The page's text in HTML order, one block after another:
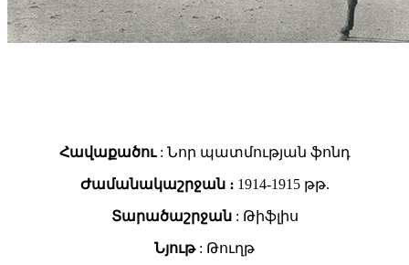
Հավաքածու: Նոր պատմության ֆոնդ
Ժամանակաշրջան ։ 1914-1915 թթ.
Տարածաշրջան: Թիֆլիս
Նյութ: Թուղթ